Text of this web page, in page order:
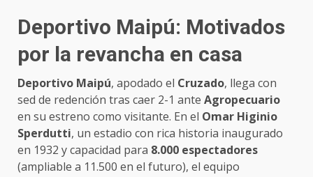
Deportivo Maipú: Motivados
por la revancha en casa
Deportivo Maipú, apodado el Cruzado, llega con
sed de redención tras caer 2-1 ante Agropecuario
en su estreno como visitante. En el Omar Higinio
Sperdutti, un estadio con rica historia inaugurado
en 1932 y capacidad para 8.000 espectadores
(ampliable a 11.500 en el futuro), el equipo